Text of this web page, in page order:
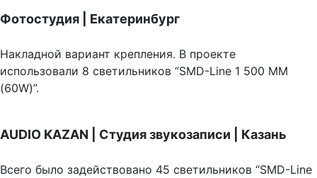
Фотостудия | Екатеринбург
Накладной вариант крепления. В проекте
использовали 8 светильников “SMD-Line 1 500 ММ
(60W)”.
AUDIO KAZAN | Студия звукозаписи | Казань
Всего было задействовано 45 светильников “SMD-Line